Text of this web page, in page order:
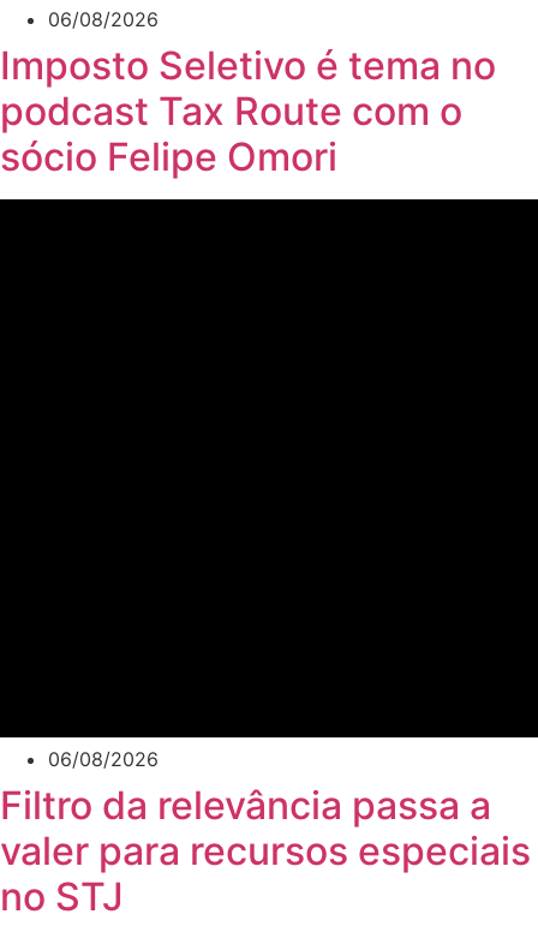
06/08/2026
Imposto Seletivo é tema no
podcast Tax Route com o
sócio Felipe Omori
06/08/2026
Filtro da relevância passa a
valer para recursos especiais
no STJ